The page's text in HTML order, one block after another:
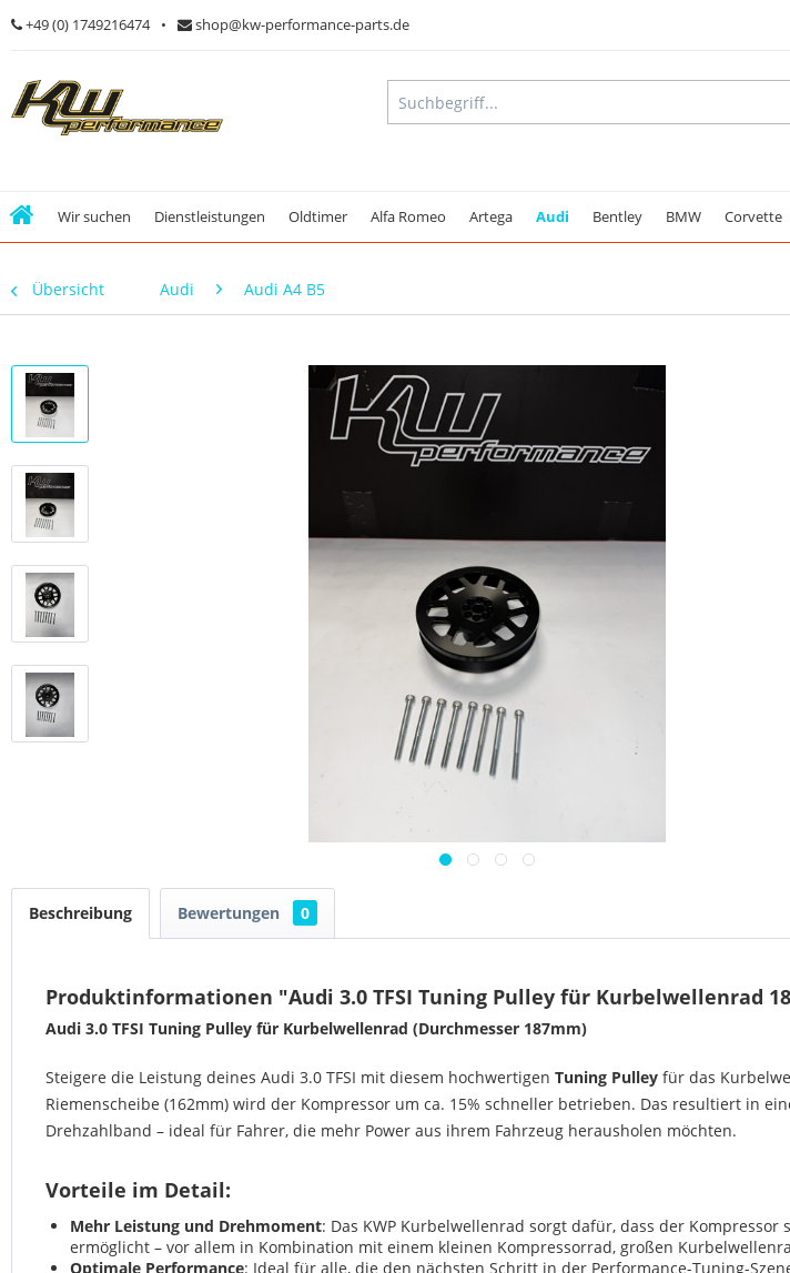
+49 (0) 1749216474 shop@kw-performance-parts.de
Wir suchen Dienstleistungen Oldtimer Alfa Romeo Artega Audi Bentley BMW Corvette
Übersicht Audi Audi A4 B5
Beschreibung Bewertungen 0
Produktinformationen "Audi 3.0 TFSI Tuning Pulley für Kurbelwellenrad
Audi 3.0 TFSI Tuning Pulley für Kurbelwellenrad (Durchmesser 187mm)
Steigere die Leistung deines Audi 3.0 TFSI mit diesem hochwertigen Tuning Pulley für das
Riemenscheibe (162mm) wird der Kompressor um ca. 15% schneller betrieben. Das resultiert in
Drehzahlband – ideal für Fahrer, die mehr Power aus ihrem Fahrzeug herausholen möchten.
Vorteile im Detail:
Mehr Leistung und Drehmoment: Das KWP Kurbelwellenrad sorgt dafür, dass der
ermöglicht – vor allem in Kombination mit einem kleinen Kompressorrad, großen
Optimale Performance: Ideal für alle, die den nächsten Schritt in der Performance-Tuning-